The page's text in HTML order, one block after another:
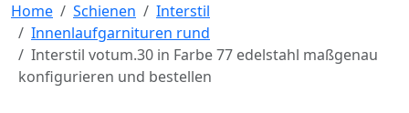
Home Schienen
Interstil
Innenlaufgarnituren rund
Interstil votum.30 in Farbe 77 edelstahl maßgenau
konfigurieren und bestellen